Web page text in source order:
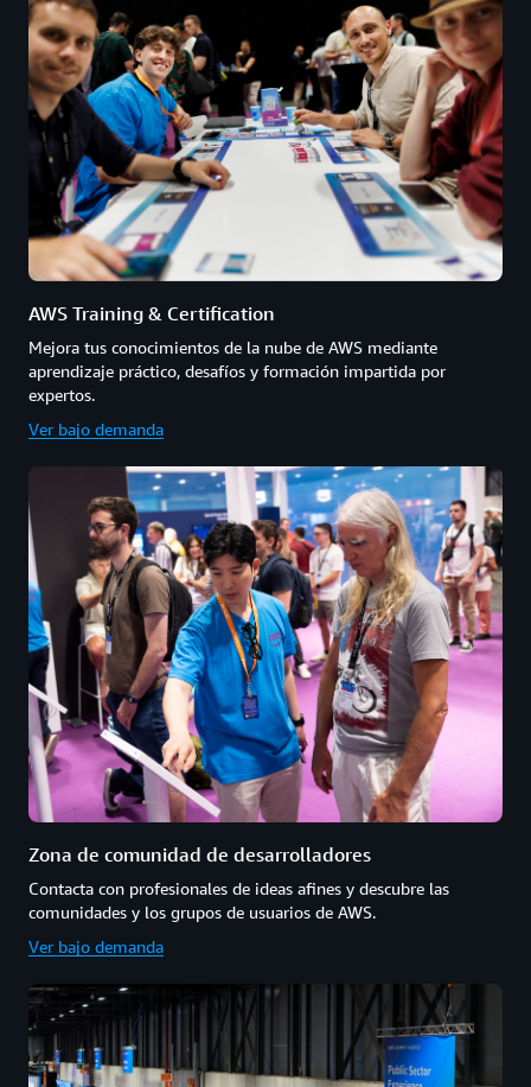
AWS Training & Certification
Mejora tus conocimientos de la nube de AWS mediante
aprendizaje práctico, desafíos y formación impartida por
expertos.
Ver bajo demanda
Zona de comunidad de desarrolladores
Contacta con profesionales de ideas afines y descubre las
comunidades y los grupos de usuarios de AWS.
Ver bajo demanda